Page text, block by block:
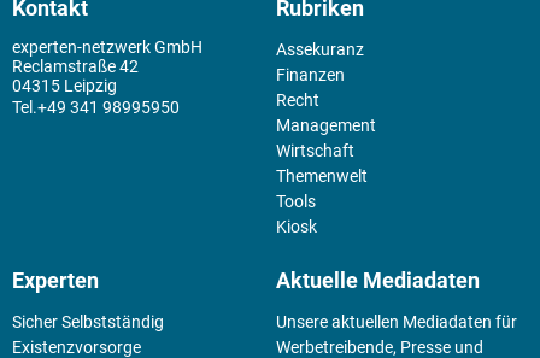
Kontakt
experten-netzwerk GmbH
Reclamstraße 42
04315 Leipzig
+49 341 98995950
Rubriken
Assekuranz
Finanzen
Recht
Management
Wirtschaft
Themenwelt
Tools
Kiosk
Experten
Sicher Selbstständig
Existenz­vorsorge
Aktuelle Mediadaten
Unsere aktuellen Mediadaten für
Werbetreibende, Presse und